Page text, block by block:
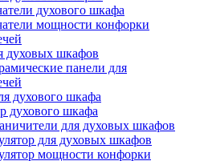
духового шкафа
мощности конфорки
духовых шкафов
панели для
духового шкафа
духового шкафа
для духовых шкафов
для духовых шкафов
мощности конфорки